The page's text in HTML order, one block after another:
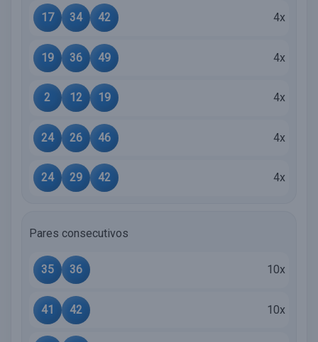
17 34 42 4x
19 36 49 4x
2 12 19 4x
24 26 46 4x
24 29 42 4x
Pares consecutivos
35 36 10x
41 42 10x